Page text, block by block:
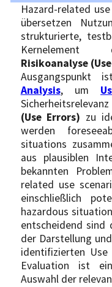
Hazard-related
übersetzen
strukturierte,
Risikoanalyse
Ausgangspunkt
Analysis, um
Sicherheitsrelevanz
(Use Errors) zu
werden
situations
aus plausiblen
bekannten
related use
einschließlich
hazardous
entscheidend sind
der Darstellung
identifizierten Use
Evaluation ist
Auswahl der